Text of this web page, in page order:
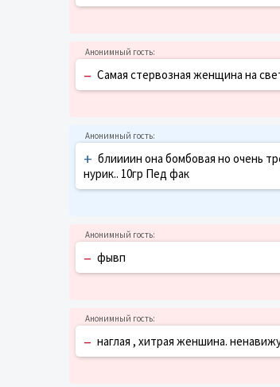
– Самая стервозная женщина на
+ блиииин она бомбовая но очень
нурик.. 10гр Пед фак
– фывп
– наглая , хитрая женшина.